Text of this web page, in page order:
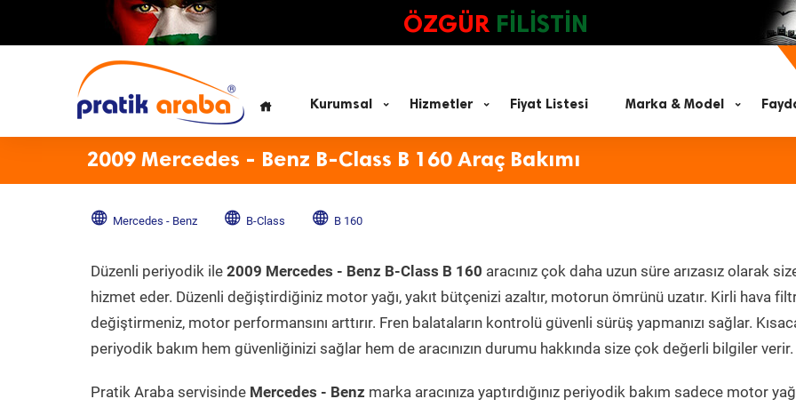
ÖZGÜR FİLİSTİN
Kurumsal Hizmetler Fiyat Listesi Marka & Model
2009 Mercedes - Benz B-Class B 160 Araç Bakımı
Mercedes - Benz B-Class B 160
Düzenli periyodik ile 2009 Mercedes - Benz B-Class B 160 aracınız çok daha uzun süre arızasız olarak
hizmet eder. Düzenli değiştirdiğiniz motor yağı, yakıt bütçenizi azaltır, motorun ömrünü uzatır. Kirli hava
değiştirmeniz, motor performansını arttırır. Fren balataların kontrolü güvenli sürüş yapmanızı sağlar.
periyodik bakım hem güvenliğinizi sağlar hem de aracınızın durumu hakkında size çok değerli bilgiler verir.
Pratik Araba servisinde Mercedes - Benz marka aracınıza yaptırdığınız periyodik bakım sadece motor